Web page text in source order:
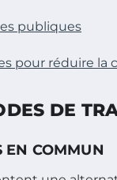
publiques
pour réduire
DE
EN COMMUN